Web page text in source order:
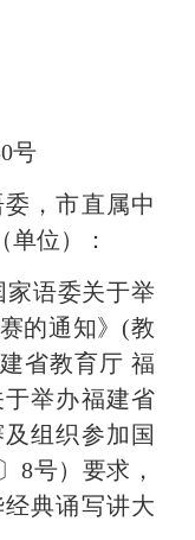
号
，市直属中
位）：
家语委关于举
的通知》 (教
建省教育厅 福
举办福建省
组织参加国
8号） 要求 ，
经典诵写讲大